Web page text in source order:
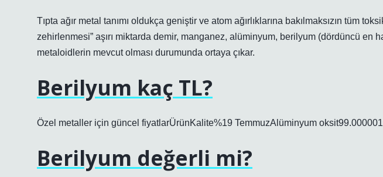
Tıpta ağır metal tanımı oldukça geniştir ve atom ağırlıklarına bakılmaksızın tüm
zehirlenmesi” aşırı miktarda demir, manganez, alüminyum, berilyum (dördüncü en
metaloidlerin mevcut olması durumunda ortaya çıkar.
Berilyum kaç TL?
Özel metaller için güncel fiyatlarÜrünKalite%19 TemmuzAlüminyum
Berilyum değerli mi?